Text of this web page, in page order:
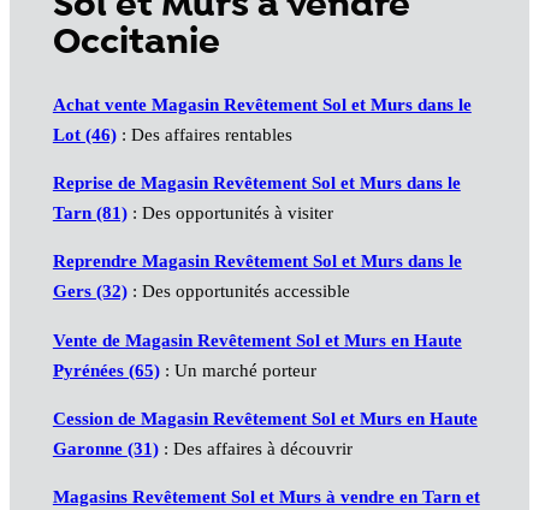
Occitanie
Achat vente Magasin Revêtement Sol et Murs dans le
Lot (46): Des affaires rentables
Reprise de Magasin Revêtement Sol et Murs dans le
Tarn (81): Des opportunités à visiter
Reprendre Magasin Revêtement Sol et Murs dans le
Gers (32): Des opportunités accessible
Vente de Magasin Revêtement Sol et Murs en Haute
Pyrénées (65): Un marché porteur
Cession de Magasin Revêtement Sol et Murs en Haute
Garonne (31): Des affaires à découvrir
Magasins Revêtement Sol et Murs à vendre en Tarn et